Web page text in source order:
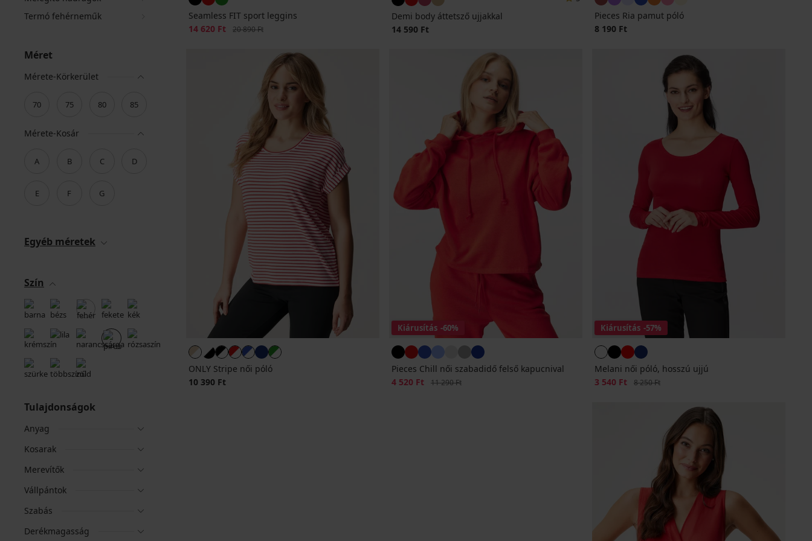
Termó fehérneműk
Méret
Mérete-Körkerület
70 75 80 85
Mérete-Kosár
A B C D
E F G
Egyéb méretek
Szín
Tulajdonságok
Anyag
Kosarak
Merevítők
Vállpántok
Szabás
Derékmagasság
Seamless FIT sport leggins
Kedvezmény
14 620 Ft Eredeti ár
20 890 Ft
Demi body áttetsző ujjakkal
14 590 Ft
Pieces Ria pamut póló
8 190 Ft
ONLY Stripe női póló
10 390 Ft
Kiárusítás -60%
Pieces Chill női szabadidő felső kapucnival
Kedvezmény
4 520 Ft Eredeti ár
11 290 Ft
Kiárusítás -57%
Melani női póló, hosszú ujjú
Kedvezmény
3 540 Ft Eredeti ár
8 250 Ft